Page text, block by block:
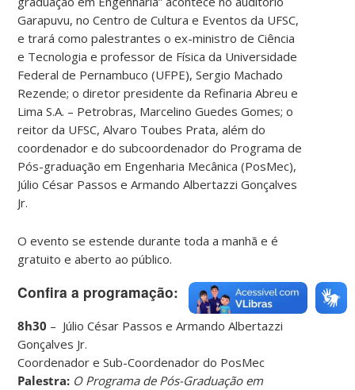
Garapuvu, no Centro de Cultura e Eventos da UFSC,
e trará como palestrantes o ex-ministro de Ciência
e Tecnologia e professor de Física da Universidade
Federal de Pernambuco (UFPE), Sergio Machado
Rezende; o diretor presidente da Refinaria Abreu e
Lima S.A. – Petrobras, Marcelino Guedes Gomes; o
reitor da UFSC, Alvaro Toubes Prata, além do
coordenador e do subcoordenador do Programa de
Pós-graduação em Engenharia Mecânica (PosMec),
Júlio César Passos e Armando Albertazzi Gonçalves
Jr.
O evento se estende durante toda a manhã e é
gratuito e aberto ao público.
Confira a programação:
8h30 – Júlio César Passos e Armando Albertazzi
Gonçalves Jr.
Coordenador e Sub-Coordenador do PosMec
Palestra: O Programa de Pós-Graduação em